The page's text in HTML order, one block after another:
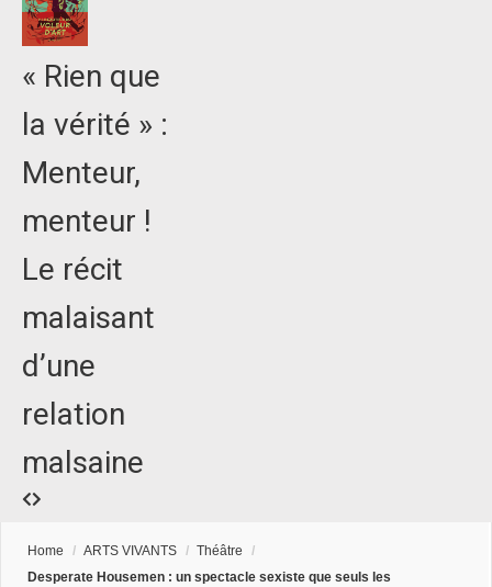
« Rien que
la vérité » :
Menteur,
menteur !
Le récit
malaisant
d’une
relation
malsaine
Home / ARTS VIVANTS / Théâtre
/
Desperate Housemen : un spectacle sexiste que seuls les